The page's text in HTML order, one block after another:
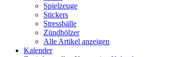
Spielzeuge
Stickers
Stressbälle
Zündhölzer
Alle Artikel anzeigen
Kalender